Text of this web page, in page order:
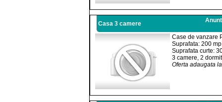
Casa 3 camere
Case de vanzare
Suprafata: 200 mp
Suprafata curte:
3 camere, 2
Oferta adaugata